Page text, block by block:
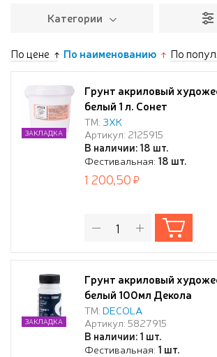
Категории
По цене По наименованию По
Грунт акриловый
белый 1 л. Сонет
ТМ: ЗХК
Артикул: 2125915
В наличии: 18 шт.
Фестивальная: 18 шт.
ЗАКЛАДКА
1 200,50
Грунт акриловый
белый 100мл Декола
ТМ: DECOLA
Артикул: 5827915
В наличии: 1 шт.
Фестивальная: 1 шт.
ЗАКЛАДКА